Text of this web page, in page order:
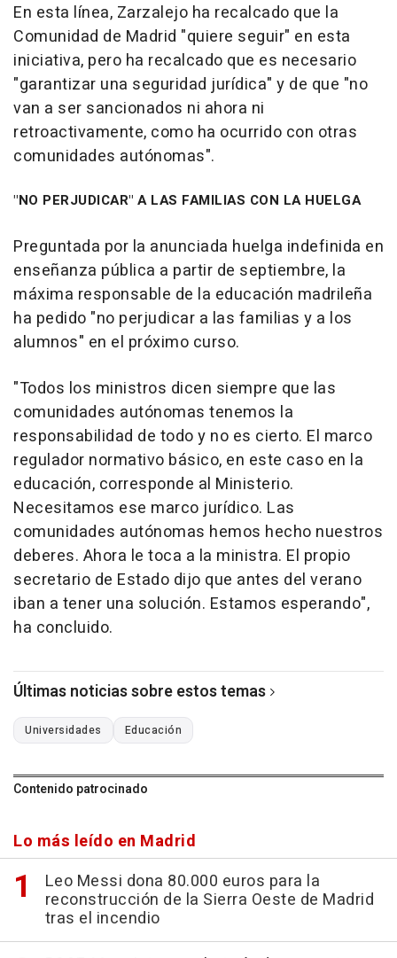
En esta línea, Zarzalejo ha recalcado que la
Comunidad de Madrid "quiere seguir" en esta
iniciativa, pero ha recalcado que es necesario
"garantizar una seguridad jurídica" y de que "no
van a ser sancionados ni ahora ni
retroactivamente, como ha ocurrido con otras
comunidades autónomas".
"NO PERJUDICAR" A LAS FAMILIAS CON LA HUELGA
Preguntada por la anunciada huelga indefinida en
enseñanza pública a partir de septiembre, la
máxima responsable de la educación madrileña
ha pedido "no perjudicar a las familias y a los
alumnos" en el próximo curso.
"Todos los ministros dicen siempre que las
comunidades autónomas tenemos la
responsabilidad de todo y no es cierto. El marco
regulador normativo básico, en este caso en la
educación, corresponde al Ministerio.
Necesitamos ese marco jurídico. Las
comunidades autónomas hemos hecho nuestros
deberes. Ahora le toca a la ministra. El propio
secretario de Estado dijo que antes del verano
iban a tener una solución. Estamos esperando",
ha concluido.
Últimas noticias sobre estos temas
Universidades Educación
Contenido patrocinado
Lo más leído en Madrid
Leo Messi dona 80.000 euros para la
reconstrucción de la Sierra Oeste de Madrid
tras el incendio